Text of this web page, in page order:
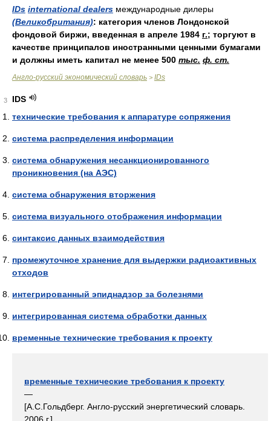
IDs international dealers международные дилеры
(Великобритания): категория членов Лондонской
фондовой биржи, введенная в апреле 1984 г.; торгуют в
качестве принципалов иностранными ценными бумагами
и должны иметь капитал не менее 500 тыс. ф. ст.
Англо-русский экономический словарь > IDs
3
IDS
технические требования к аппаратуре сопряжения
система распределения информации
система обнаружения несанкционированного
проникновения (на АЭС)
система обнаружения вторжения
система визуального отображения информации
синтаксис данных взаимодействия
промежуточное хранение для выдержки радиоактивных
отходов
интегрированный эпиднадзор за болезнями
интегрированная система обработки данных
временные технические требования к проекту
временные технические требования к проекту
—
[А.С.Гольдберг. Англо-русский энергетический словарь.